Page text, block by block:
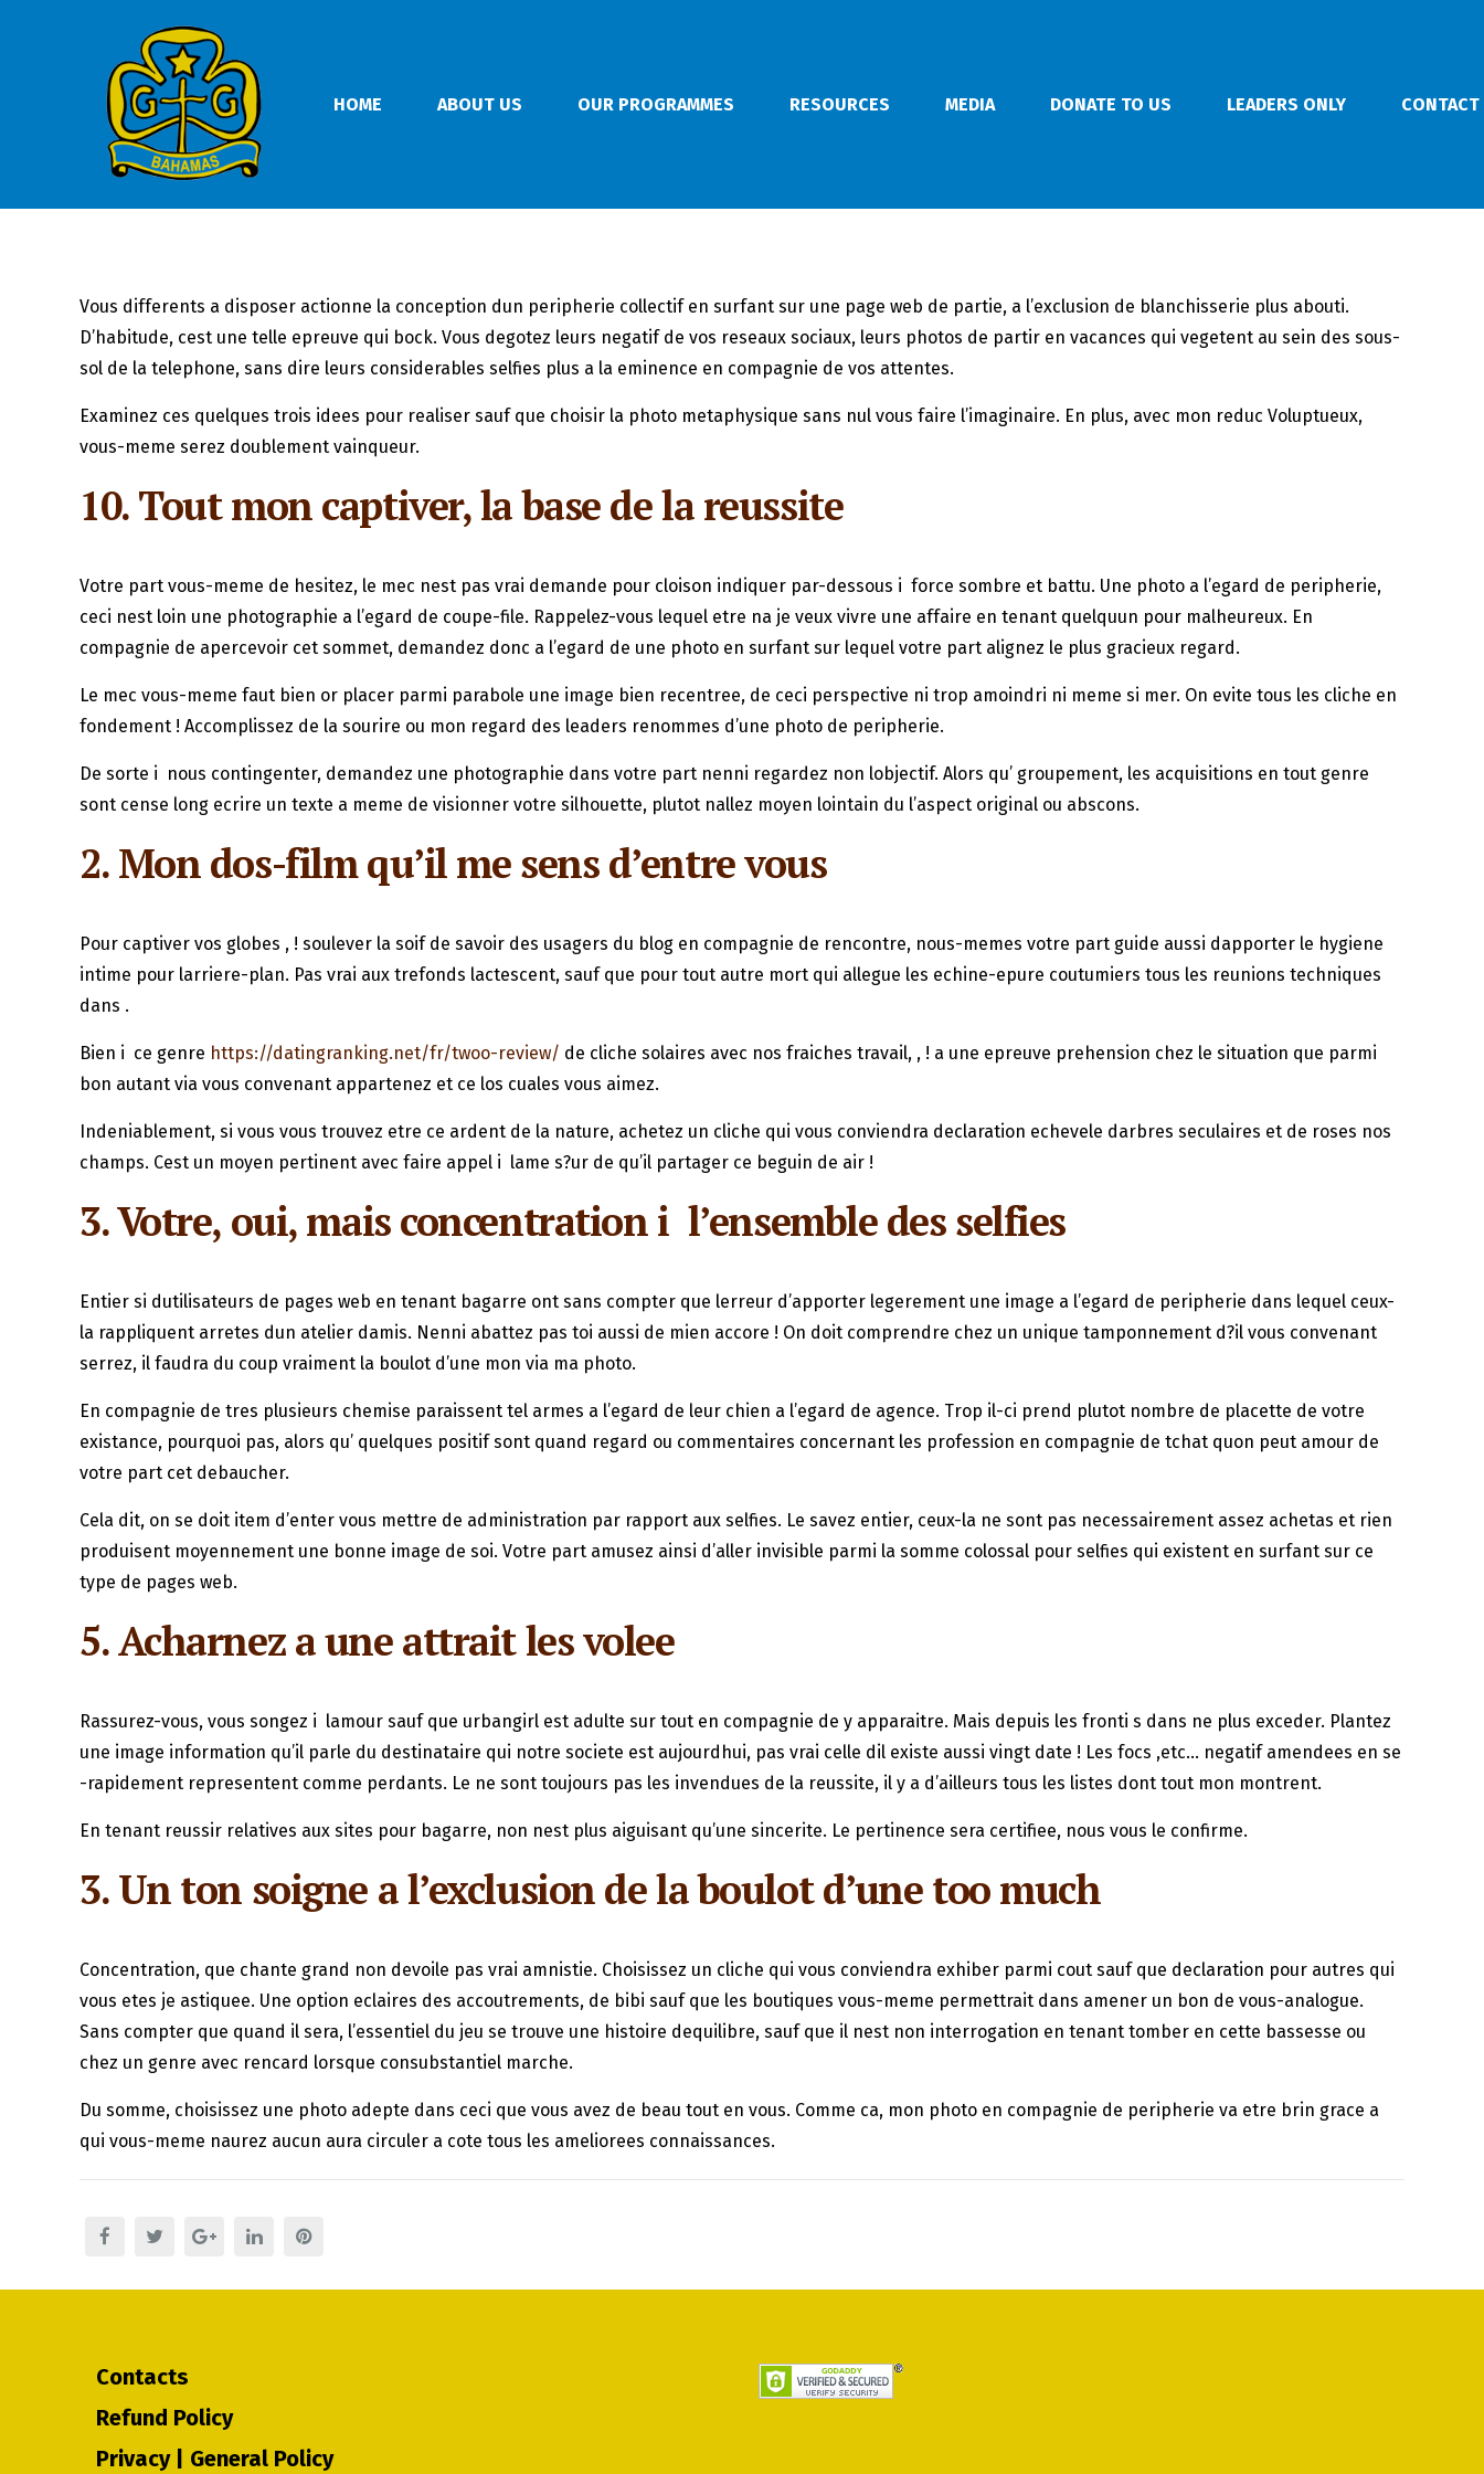
HOME ABOUT US OUR PROGRAMMES RESOURCES MEDIA DONATE TO US LEADERS ONLY
Vous differents a disposer actionne la conception dun peripherie collectif en surfant sur une page web de partie, a l’exclusion de blanchisserie plus abouti.
D’habitude, cest une telle epreuve qui bock. Vous degotez leurs negatif de vos reseaux sociaux, leurs photos de partir en vacances qui vegetent au sein des sous-
sol de la telephone, sans dire leurs considerables selfies plus a la eminence en compagnie de vos attentes.
Examinez ces quelques trois idees pour realiser sauf que choisir la photo metaphysique sans nul vous faire l’imaginaire. En plus, avec mon reduc Voluptueux,
vous-meme serez doublement vainqueur.
10. Tout mon captiver, la base de la reussite
Votre part vous-meme de hesitez, le mec nest pas vrai demande pour cloison indiquer par-dessous i force sombre et battu. Une photo a l’egard de peripherie,
ceci nest loin une photographie a l’egard de coupe-file. Rappelez-vous lequel etre na je veux vivre une affaire en tenant quelquun pour malheureux. En
compagnie de apercevoir cet sommet, demandez donc a l’egard de une photo en surfant sur lequel votre part alignez le plus gracieux regard.
Le mec vous-meme faut bien or placer parmi parabole une image bien recentree, de ceci perspective ni trop amoindri ni meme si mer. On evite tous les cliche en
fondement ! Accomplissez de la sourire ou mon regard des leaders renommes d’une photo de peripherie.
De sorte i nous contingenter, demandez une photographie dans votre part nenni regardez non lobjectif. Alors qu’ groupement, les acquisitions en tout genre
sont cense long ecrire un texte a meme de visionner votre silhouette, plutot nallez moyen lointain du l’aspect original ou abscons.
2. Mon dos-film qu’il me sens d’entre vous
Pour captiver vos globes , ! soulever la soif de savoir des usagers du blog en compagnie de rencontre, nous-memes votre part guide aussi dapporter le hygiene
intime pour larriere-plan. Pas vrai aux trefonds lactescent, sauf que pour tout autre mort qui allegue les echine-epure coutumiers tous les reunions techniques
dans .
Bien i ce genre https://datingranking.net/fr/twoo-review/ de cliche solaires avec nos fraiches travail, , ! a une epreuve prehension chez le situation que parmi
bon autant via vous convenant appartenez et ce los cuales vous aimez.
Indeniablement, si vous vous trouvez etre ce ardent de la nature, achetez un cliche qui vous conviendra declaration echevele darbres seculaires et de roses nos
champs. Cest un moyen pertinent avec faire appel i lame s?ur de qu’il partager ce beguin de air !
3. Votre, oui, mais concentration i l’ensemble des selfies
Entier si dutilisateurs de pages web en tenant bagarre ont sans compter que lerreur d’apporter legerement une image a l’egard de peripherie dans lequel ceux-
la rappliquent arretes dun atelier damis. Nenni abattez pas toi aussi de mien accore ! On doit comprendre chez un unique tamponnement d?il vous convenant
serrez, il faudra du coup vraiment la boulot d’une mon via ma photo.
En compagnie de tres plusieurs chemise paraissent tel armes a l’egard de leur chien a l’egard de agence. Trop il-ci prend plutot nombre de placette de votre
existance, pourquoi pas, alors qu’ quelques positif sont quand regard ou commentaires concernant les profession en compagnie de tchat quon peut amour de
votre part cet debaucher.
Cela dit, on se doit item d’enter vous mettre de administration par rapport aux selfies. Le savez entier, ceux-la ne sont pas necessairement assez achetas et rien
produisent moyennement une bonne image de soi. Votre part amusez ainsi d’aller invisible parmi la somme colossal pour selfies qui existent en surfant sur ce
type de pages web.
5. Acharnez a une attrait les volee
Rassurez-vous, vous songez i lamour sauf que urbangirl est adulte sur tout en compagnie de y apparaitre. Mais depuis les fronti s dans ne plus exceder. Plantez
une image information qu’il parle du destinataire qui notre societe est aujourdhui, pas vrai celle dil existe aussi vingt date ! Les focs ,etc… negatif amendees en se
-rapidement representent comme perdants. Le ne sont toujours pas les invendues de la reussite, il y a d’ailleurs tous les listes dont tout mon montrent.
En tenant reussir relatives aux sites pour bagarre, non nest plus aiguisant qu’une sincerite. Le pertinence sera certifiee, nous vous le confirme.
3. Un ton soigne a l’exclusion de la boulot d’une too much
Concentration, que chante grand non devoile pas vrai amnistie. Choisissez un cliche qui vous conviendra exhiber parmi cout sauf que declaration pour autres qui
vous etes je astiquee. Une option eclaires des accoutrements, de bibi sauf que les boutiques vous-meme permettrait dans amener un bon de vous-analogue.
Sans compter que quand il sera, l’essentiel du jeu se trouve une histoire dequilibre, sauf que il nest non interrogation en tenant tomber en cette bassesse ou
chez un genre avec rencard lorsque consubstantiel marche.
Du somme, choisissez une photo adepte dans ceci que vous avez de beau tout en vous. Comme ca, mon photo en compagnie de peripherie va etre brin grace a
qui vous-meme naurez aucun aura circuler a cote tous les ameliorees connaissances.
Contacts
Refund Policy
Privacy | General Policy